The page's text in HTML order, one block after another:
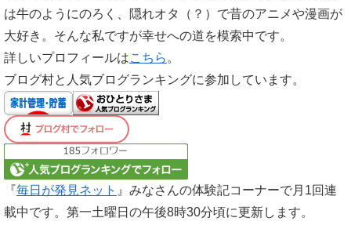
は牛のようにのろく、隠れオタ（？）で昔のアニメや漫画が
大好き。そんな私ですが幸せへの道を模索中です。
詳しいプロフィールはこちら 。
ブログ村と人気ブログランキングに参加しています。
『毎日が発見ネット 』みなさんの体験記コーナーで月1回連
載中です。第一土曜日の午後8時30分頃に更新します。